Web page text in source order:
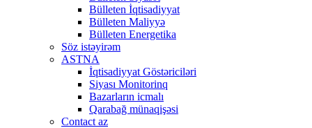
Bülleten İqtisadiyyat
Bülleten Maliyyə
Bülleten Energetika
Söz istəyirəm
ASTNA
İqtisadiyyat Göstəriciləri
Siyası Monitorinq
Bazarların icmalı
Qarabağ münaqişəsi
Contact az